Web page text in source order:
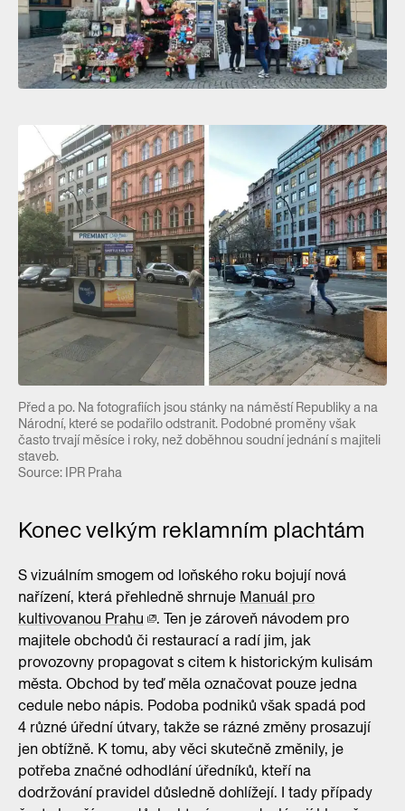
Před a po. Na fotografiích jsou stánky na náměstí Republiky a na
Národní, které se podařilo odstranit. Podobné proměny však
často trvají měsíce i roky, než doběhnou soudní jednání s majiteli
staveb.
Source: IPR Praha
Konec velkým reklamním plachtám
S vizuálním smogem od loňského roku bojují nová
nařízení, která přehledně shrnuje Manuál pro
kultivovanou Prahu
. Ten je zároveň návodem pro
majitele obchodů či restaurací a radí jim, jak
provozovny propagovat s citem k historickým kulisám
města. Obchod by teď měla označovat pouze jedna
cedule nebo nápis. Podoba podniků však spadá pod
4 různé úřední útvary, takže se rázné změny prosazují
jen obtížně. K tomu, aby věci skutečně změnily, je
potřeba značné odhodlání úředníků, kteří na
dodržování pravidel důsledně dohlížejí. I tady případy